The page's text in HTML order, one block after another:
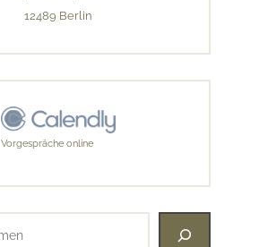
12489 Berlin
Vorgespräche online